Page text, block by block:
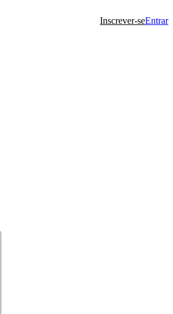
Inscrever-seEntrar